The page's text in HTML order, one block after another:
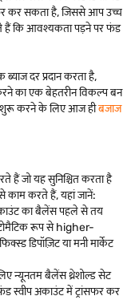
कर सकता है, जिससे आप उच्च
हैं कि आवश्यकता पड़ने पर फंड
दर प्रदान करता है,
का एक बेहतरीन विकल्प बन
शुरू करने के लिए आज हीबजाज
हैं जो यह सुनिश्चित करता है
करते हैं, यहां जानें:
का बैलेंस पहले से तय
रूप से higher-
डिपॉज़िट या मनी मार्केट
न्यूनतम बैलेंस थ्रेशोल्ड सेट
स्वीप अकाउंट में ट्रांसफर कर